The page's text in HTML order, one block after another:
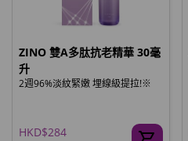
ZINO 雙A多肽抗老精華 30毫
升
2週96%淡紋緊嫩 埋線級提拉!※
HKD$284